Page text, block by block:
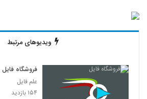
ویدیوهای مرتبط
فروشگاه فایل
علم فایل
۱۵۴ بازدید